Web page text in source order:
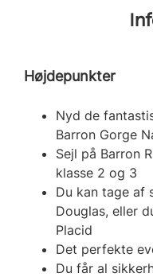
Højdepunkter
Nyd de
Barron Gorge
Sejl på Barron
klasse 2 og 3
Du kan tage af
Douglas, eller
Placid
Det perfekte
Du får al